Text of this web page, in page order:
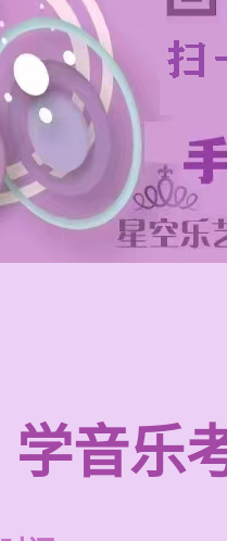
学音乐